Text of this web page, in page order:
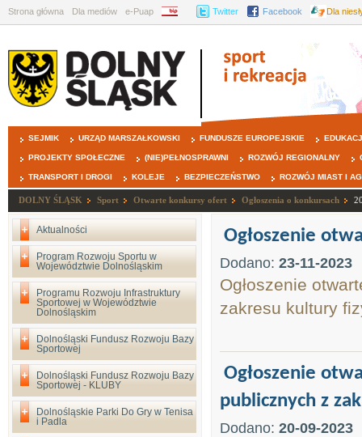
Strona główna Dla mediów e-Puap BIP Twitter Facebook Dla
SEJMIK URZĄD MARSZAŁKOWSKI FUNDUSZE EUROPEJSKIE
PROJEKTY SPOŁECZNE (NIE)PEŁNOSPRAWNI ROZWÓJ REGIONALNY
TRANSPORT I DROGI KOLEJE BEZPIECZEŃSTWO ROZWÓJ MIAST I
DOLNY ŚLĄSK Sport Otwarte konkursy ofert Ogłoszenia o konkursach
Aktualności
Program Rozwoju Sportu w
Województwie Dolnośląskim
Programu Rozwoju Infrastruktury
Sportowej w Województwie
Dolnośląskim
Dolnośląski Fundusz Rozwoju Bazy
Sportowej
Dolnośląski Fundusz Rozwoju Bazy
Sportowej - KLUBY
Dolnośląskie Parki Do Gry w Tenisa
i Padla
Ogłoszenie
Dodano: 23-11-2023
Ogłoszenie
zakresu kultury
Ogłoszenie
publicznych z
Dodano: 20-09-2023